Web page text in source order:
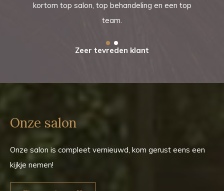
kortom top salon, top behandeling en een top
team.
Zeer tevreden klant
Onze salon
Onze salon is compleet vernieuwd, kom gerust eens een
kijkje nemen!